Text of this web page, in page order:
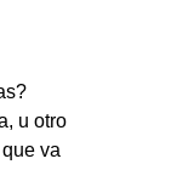
u otro
va